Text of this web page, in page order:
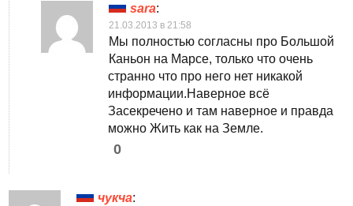
sara:
21.03.2013 в 21:58
Мы полностью согласны про Большой
Каньон на Марсе, только что очень
странно что про него нет никакой
информации.Наверное всё
Засекречено и там наверное и правда
можно Жить как на Земле.
0
чукча: